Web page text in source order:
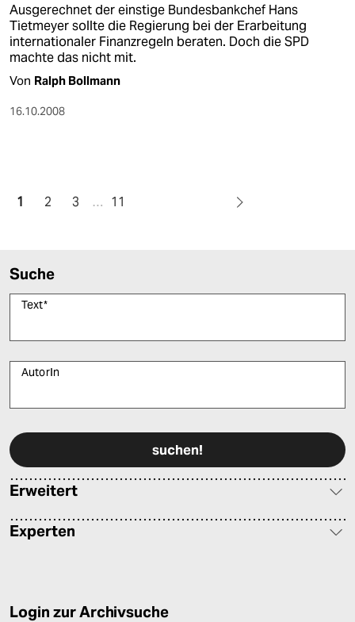
Ausgerechnet der einstige Bundesbankchef Hans
Tietmeyer sollte die Regierung bei der Erarbeitung
internationaler Finanzregeln beraten. Doch die SPD
machte das nicht mit.
Von Ralph Bollmann
16.10.2008
1 2 3 … 11
Suche
Text*
AutorIn
Erweitert
Experten
Login zur Archivsuche